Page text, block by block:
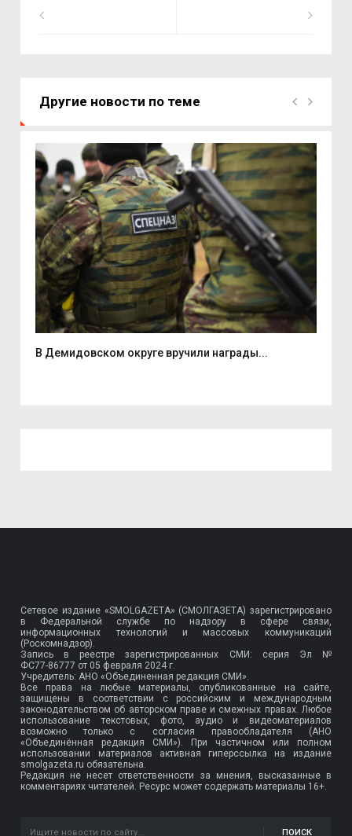
Другие новости по теме
В Демидовском округе вручили награды...
Сетевое издание «SMOLGAZETA» (СМОЛГАЗЕТА) зарегистрировано
в Федеральной службе по надзору в сфере связи,
информационных технологий и массовых коммуникаций
(Роскомнадзор).
Запись в реестре зарегистрированных СМИ: серия Эл №
ФС77-86777 от 05 февраля 2024 г.
Учредитель: АНО «Объединенная редакция СМИ».
Все права на любые материалы, опубликованные на сайте,
защищены в соответствии с российским и международным
законодательством об авторском праве и смежных правах. Любое
использование текстовых, фото, аудио и видеоматериалов
возможно только с согласия правообладателя (АНО
«Объединённая редакция СМИ»). При частичном или полном
использовании материалов активная гиперссылка на издание
smolgazeta.ru обязательна.
Редакция не несет ответственности за мнения, высказанные в
комментариях читателей. Ресурс может содержать материалы 16+.
ПОИСК